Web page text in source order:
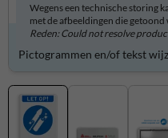
Wegens een technische storing
met de afbeeldingen die getoond
Reden: Could not resolve
Informatiebord zelf
Pictogrammen en/of tekst